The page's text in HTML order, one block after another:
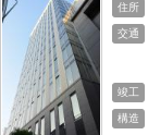
住所
交通
竣工
構造